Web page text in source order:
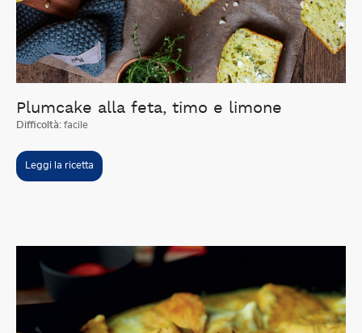
Plumcake alla feta, timo e limone
Difficoltà: facile
Leggi la ricetta